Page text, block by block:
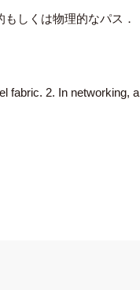
しくは物理的なパス．
fabric. 2. In